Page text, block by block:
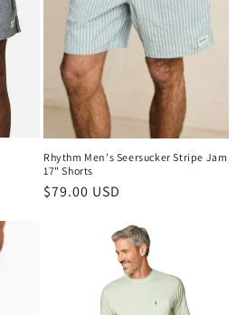
Rhythm Men's Seersucker Stripe Jam
17" Shorts
Normaler
$79.00 USD